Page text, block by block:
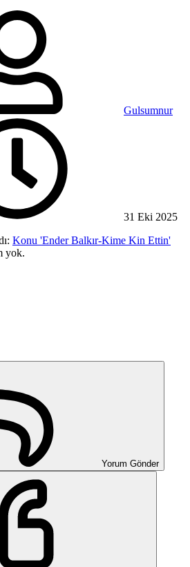
Gulsumnur
31 Eki 2025
Konu 'Ender Balkır-Kime Kin Ettin'
yok.
Yorum Gönder